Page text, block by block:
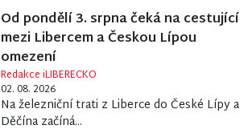
Od pondělí 3. srpna čeká na cestující
mezi Libercem a Českou Lípou
omezení
Redakce iLIBERECKO
02. 08. 2026
Na železniční trati z Liberce do České Lípy a
Děčína začíná...